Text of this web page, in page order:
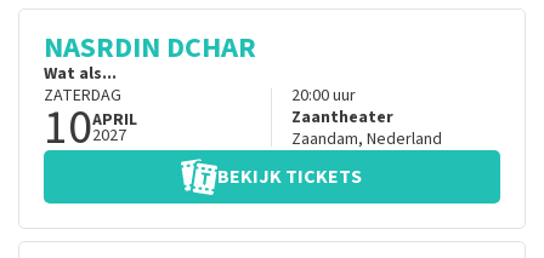
NASRDIN DCHAR
Wat als...
ZATERDAG
10APRIL
2027
20:00uur
Zaantheater
Zaandam, Nederland
BEKIJK TICKETS